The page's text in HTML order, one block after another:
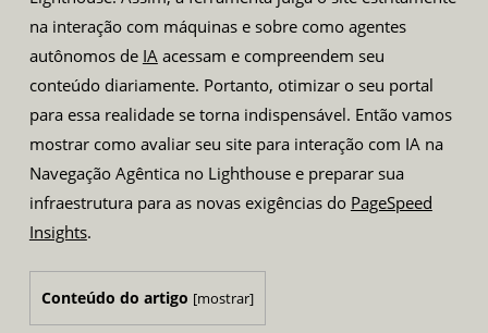
na interação com máquinas e sobre como agentes
autônomos de IA acessam e compreendem seu
conteúdo diariamente. Portanto, otimizar o seu portal
para essa realidade se torna indispensável. Então vamos
mostrar como avaliar seu site para interação com IA na
Navegação Agêntica no Lighthouse e preparar sua
infraestrutura para as novas exigências do PageSpeed
Insights.
Conteúdo do artigo [mostrar]